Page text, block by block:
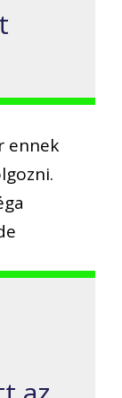
ennek